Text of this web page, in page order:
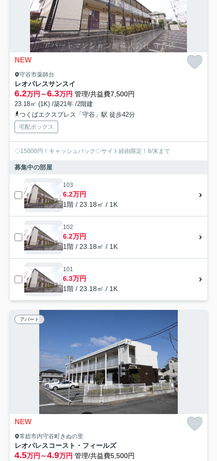
NEW
守谷市薬師台
レオパレスサンスイ
6.2万円～6.3万円 管理/共益費7,500円
23.18㎡ (1K) /築21年 /2階建
つくばエクスプレス「守谷」駅 徒歩42分
宅配ボックス
◇15000円！キャッシュバック◇サイト経由限定！8/末まで
募集中の部屋
103
6.2万円
1階 / 23.18㎡ / 1K
102
6.2万円
1階 / 23.18㎡ / 1K
101
6.3万円
1階 / 23.18㎡ / 1K
アパート
NEW
常総市内守谷町きぬの里
レオパレスコースト・フィールズ
4.5万円～4.9万円 管理/共益費5,500円